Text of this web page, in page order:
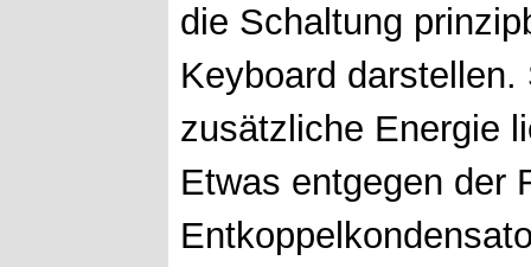
die Schaltung
Keyboard
zusätzliche Energie
Etwas entgegen der